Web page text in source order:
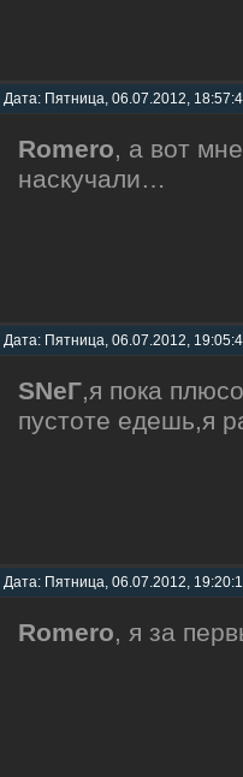
Дата: Пятница, 06.07.2012,
Romero, а вот
наскучали…
Дата: Пятница, 06.07.2012,
SNеГ,я пока
пустоте едешь,я
Дата: Пятница, 06.07.2012,
Romero, я за